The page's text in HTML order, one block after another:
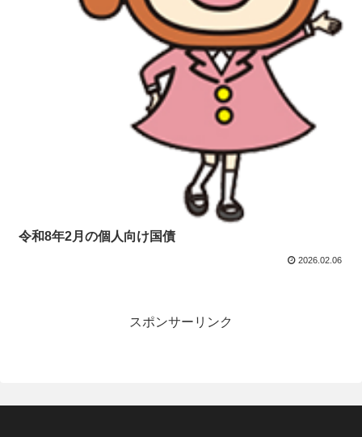
令和8年2月の個人向け国債
2026.02.06
スポンサーリンク